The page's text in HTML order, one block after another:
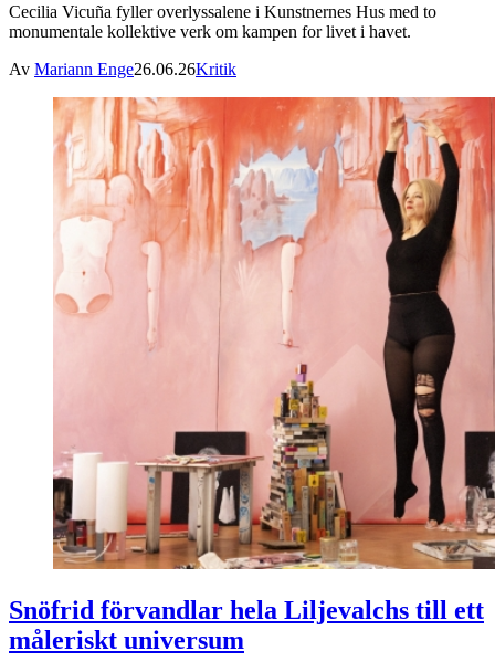
Cecilia Vicuña fyller overlyssalene i Kunstnernes Hus med to
monumentale kollektive verk om kampen for livet i havet.
Av Mariann Enge26.06.26Kritik
Snöfrid förvandlar hela Liljevalchs till ett
måleriskt universum